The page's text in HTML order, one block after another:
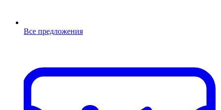
Все предложения